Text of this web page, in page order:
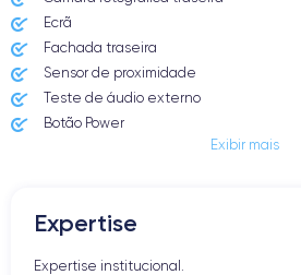
Ecrã
Fachada traseira
Sensor de proximidade
Teste de áudio externo
Botão Power
Entrada Jack ou Lightening
Altifalante
Exibir mais
Expertise
Expertise institucional.